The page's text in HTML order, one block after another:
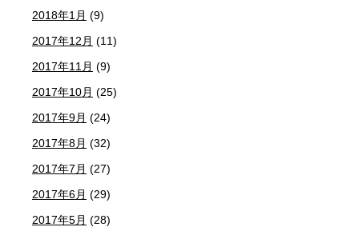
2018年1月 (9)
2017年12月 (11)
2017年11月 (9)
2017年10月 (25)
2017年9月 (24)
2017年8月 (32)
2017年7月 (27)
2017年6月 (29)
2017年5月 (28)